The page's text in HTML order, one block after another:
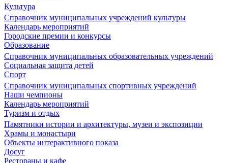
Культура
Справочник муниципальных учреждений культуры
Календарь мероприятий
Городские премии и конкурсы
Образование
Справочник муниципальных образовательных учреждений
Социальная защита детей
Спорт
Справочник муниципальных спортивных учреждений
Наши чемпионы
Календарь мероприятий
Туризм и отдых
Памятники истории и архитектуры, музеи и экспозиции
Храмы и монастыри
Объекты интерактивного показа
Досуг
Рестораны и кафе